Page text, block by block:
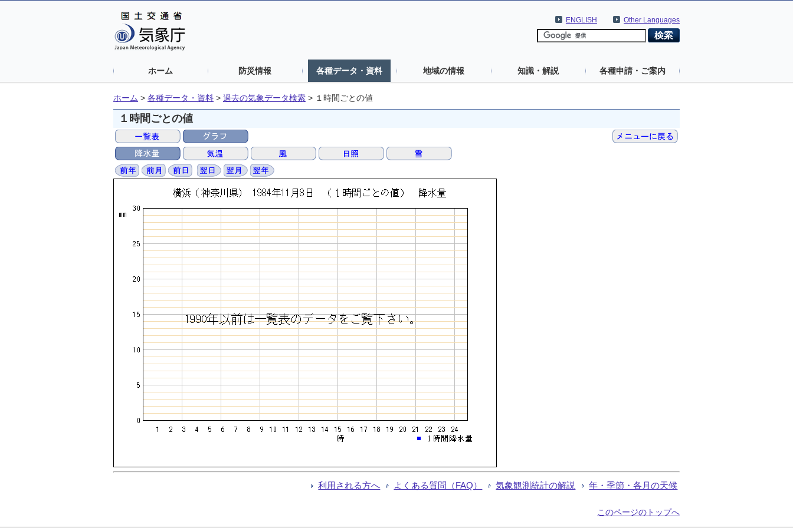
Other Languages
ENGLISH
ホーム 防災情報 各種データ・資料 地域の情報 知識・解説 各種申請・ご案内
ホーム > 各種データ・資料 > 過去の気象データ検索 > １時間ごとの値
１時間ごとの値
利用される方へ よくある質問（FAQ） 気象観測統計の解説 年・季節・各月の天候
このページのトップへ